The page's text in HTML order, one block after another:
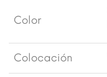
Color
Colocación